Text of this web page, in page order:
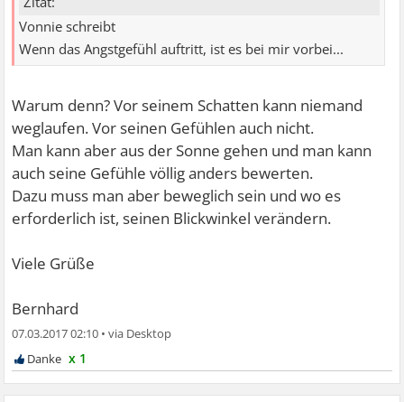
Vonnie schreibt
Wenn das Angstgefühl auftritt, ist es bei mir vorbei...
Warum denn? Vor seinem Schatten kann niemand
weglaufen. Vor seinen Gefühlen auch nicht.
Man kann aber aus der Sonne gehen und man kann
auch seine Gefühle völlig anders bewerten.
Dazu muss man aber beweglich sein und wo es
erforderlich ist, seinen Blickwinkel verändern.
Viele Grüße
Bernhard
07.03.2017 02:10 •
x 1